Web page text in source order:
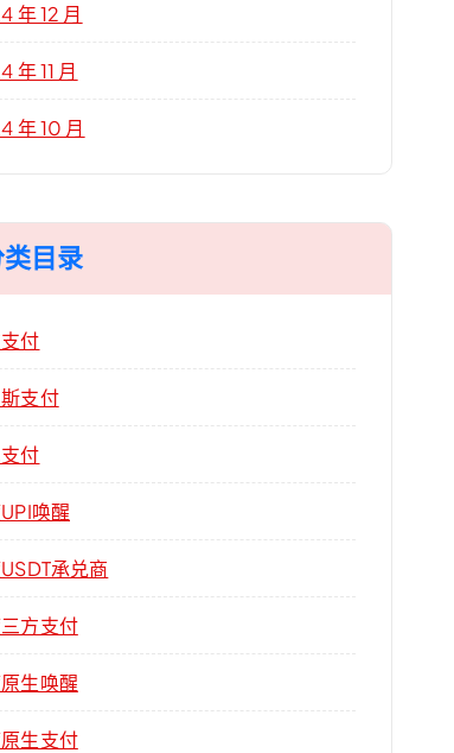
年 12 月
年 11 月
年 10 月
目录
付
支付
付
唤醒
承兑商
方支付
生唤醒
生支付